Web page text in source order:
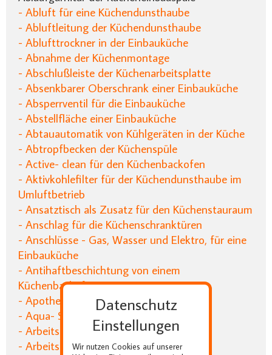
- Abluft für eine Küchendunsthaube
- Abluftleitung der Küchendunsthaube
- Ablufttrockner in der Einbauküche
- Abnahme der Küchenmontage
- Abschlußleiste der Küchenarbeitsplatte
- Absenkbarer Oberschrank einer Einbauküche
- Absperrventil für die Einbauküche
- Abstellfläche einer Einbauküche
- Abtauautomatik von Kühlgeräten in der Küche
- Abtropfbecken der Küchenspüle
- Active- clean für den Küchenbackofen
- Aktivkohlefilter für der Küchendunsthaube im
Umluftbetrieb
- Ansatztisch als Zusatz für den Küchenstauraum
- Anschlag für die Küchenschranktüren
- Anschlüsse - Gas, Wasser und Elektro, für eine
Einbauküche
- Antihaftbeschichtung von einem
Küchenbackofen
- Apothekerschrank einer Einbauküche
- Aqua- Stopp für die Küche
- Arbeitsablauf in der Einbauküche
- Arbeitshöhe der Küchenbereiche
Datenschutz
Einstellungen
Wir nutzen Cookies auf unserer